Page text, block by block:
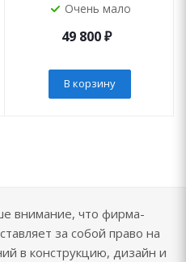
Очень мало
49 800₽
В корзину
внимание, что фирма-
за собой право на
в конструкцию, дизайн и